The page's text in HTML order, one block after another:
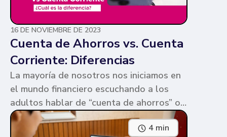
16 DE NOVIEMBRE DE 2023
Cuenta de Ahorros vs. Cuenta
Corriente: Diferencias
La mayoría de nosotros nos iniciamos en
el mundo financiero escuchando a los
adultos hablar de “cuenta de ahorros” o
“cuenta corriente”. Ambas cuentas
parecen similares y puede ser confuso,
4 min